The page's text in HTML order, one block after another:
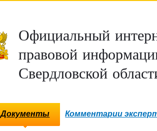
Официальный
правовой
Свердловской
Документы Комментарии